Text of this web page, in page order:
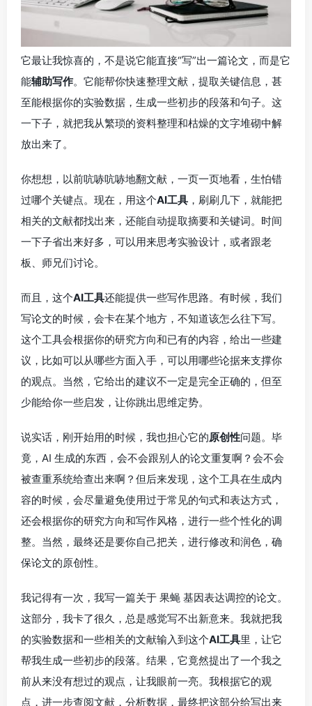
它最让我惊喜的，不是说它能直接“写”出一篇论文，而是它
能辅助写作。它能帮你快速整理文献，提取关键信息，甚
至能根据你的实验数据，生成一些初步的段落和句子。这
一下子，就把我从繁琐的资料整理和枯燥的文字堆砌中解
放出来了。
你想想，以前吭哧吭哧地翻文献，一页一页地看，生怕错
过哪个关键点。现在，用这个AI工具 ，刷刷几下，就能把
相关的文献都找出来，还能自动提取摘要和关键词。时间
一下子省出来好多，可以用来思考实验设计，或者跟老
板、师兄们讨论。
而且，这个AI工具还能提供一些写作思路。有时候，我们
写论文的时候，会卡在某个地方，不知道该怎么往下写。
这个工具会根据你的研究方向和已有的内容，给出一些建
议，比如可以从哪些方面入手，可以用哪些论据来支撑你
的观点。当然，它给出的建议不一定是完全正确的，但至
少能给你一些启发，让你跳出思维定势。
说实话，刚开始用的时候，我也担心它的原创性问题。毕
竟，AI 生成的东西，会不会跟别人的论文重复啊？会不会
被查重系统给查出来啊？但后来发现，这个工具在生成内
容的时候，会尽量避免使用过于常见的句式和表达方式，
还会根据你的研究方向和写作风格，进行一些个性化的调
整。当然，最终还是要你自己把关，进行修改和润色，确
保论文的原创性。
我记得有一次，我写一篇关于 果蝇 基因表达调控的论文。
这部分，我卡了很久，总是感觉写不出新意来。我就把我
的实验数据和一些相关的文献输入到这个AI工具里，让它
帮我生成一些初步的段落。结果，它竟然提出了一个我之
前从来没有想过的观点，让我眼前一亮。我根据它的观
点，进一步查阅文献，分析数据，最终把这部分给写出来